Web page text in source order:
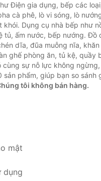
Điện gia dụng, bếp các
cà phê, lò vi sóng, lò
khói. Dụng cụ nhà bếp như
tủ, ấm nước, bếp nướng. Đồ
dĩa, đũa muỗng nĩa,
ghế phòng ăn, tủ kệ, quầy
cùng sự nỗ lực không
sản phẩm, giúp bạn so sánh
tôi không bán hàng.
mật
dụng